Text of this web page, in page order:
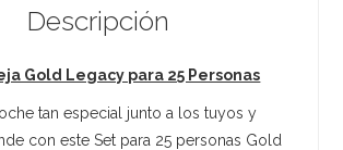
Descripción
Gold Legacy para 25 Personas
tan especial junto a los tuyos y
con este Set para 25 personas Gold